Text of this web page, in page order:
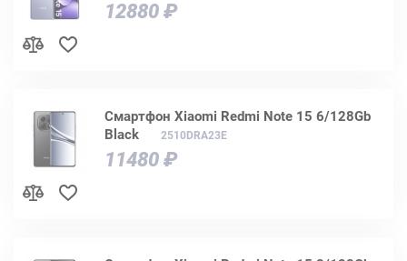
12880 ₽
Смартфон Xiaomi Redmi Note 15 6/128Gb
Black
2510DRA23E
11480 ₽